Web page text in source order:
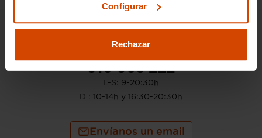
Configurar
Rechazar
910 605 222
L-S: 9-20:30h
D : 10-14h y 16:30-20:30h
Envíanos un email